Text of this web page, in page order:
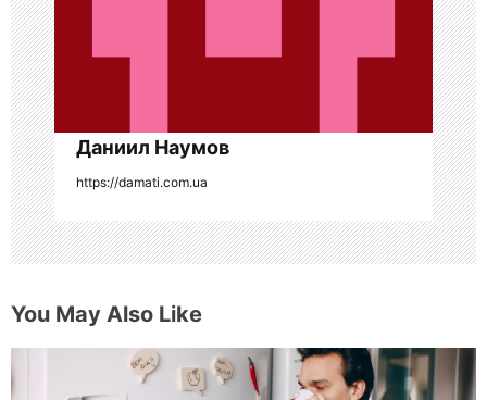
а
п
и
с
я
м
Даниил Наумов
https://damati.com.ua
You May Also Like